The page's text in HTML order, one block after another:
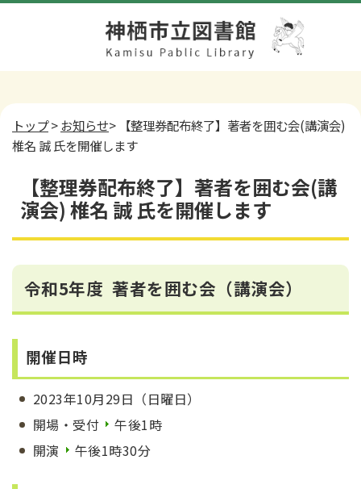
トップ>お知らせ> 【整理券配布終了】著者を囲む会(講演会)
椎名 誠 氏を開催します
【整理券配布終了】著者を囲む会(講
演会) 椎名 誠 氏を開催します
令和5年度 著者を囲む会（講演会）
開催日時
2023年10月29日（日曜日）
開場・受付
午後1時
開演
午後1時30分